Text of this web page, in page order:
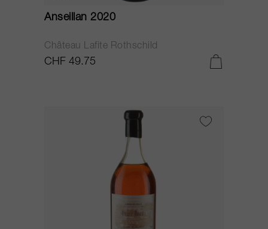
Anseillan 2020
Château Lafite Rothschild
CHF 49.75